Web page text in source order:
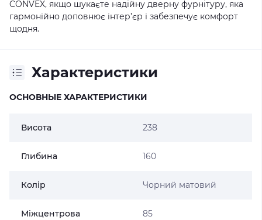
CONVEX, якщо шукаєте надійну дверну фурнітуру, яка
гармонійно доповнює інтер’єр і забезпечує комфорт
щодня.
Характеристики
ОСНОВНЫЕ ХАРАКТЕРИСТИКИ
Висота 238
Глибина 160
Колір Чорний матовий
Міжцентрова
85